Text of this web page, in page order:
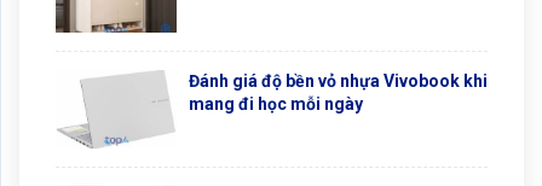
Đánh giá độ bền vỏ nhựa Vivobook khi
mang đi học mỗi ngày